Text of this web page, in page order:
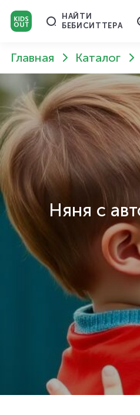
НАЙТИ
БЕБИСИТТЕРА
Главная Каталог
Няня с